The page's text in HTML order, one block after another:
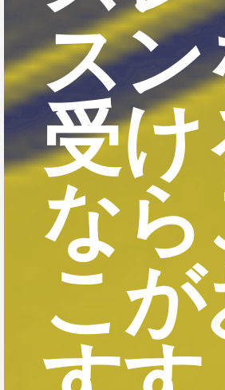
ス
受け
なら
こ